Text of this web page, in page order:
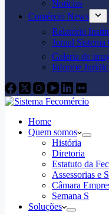
Notícias
Comércio News
Relatório
Jornal Sistema
Galeria de
Informe
Home
Quem somos
História
Diretoria
Estatuto da
Assessorias e
Câmara
Semana S
Soluções